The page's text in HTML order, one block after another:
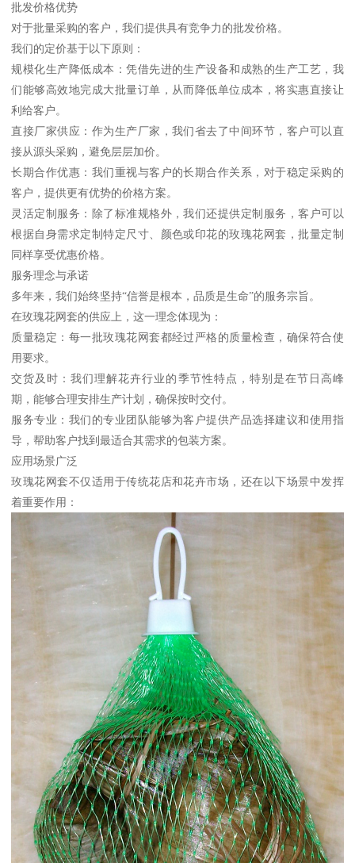
批发价格优势
对于批量采购的客户，我们提供具有竞争力的批发价格。
我们的定价基于以下原则：
规模化生产降低成本：凭借先进的生产设备和成熟的生产工艺，我
们能够高效地完成大批量订单，从而降低单位成本，将实惠直接让
利给客户。
直接厂家供应：作为生产厂家，我们省去了中间环节，客户可以直
接从源头采购，避免层层加价。
长期合作优惠：我们重视与客户的长期合作关系，对于稳定采购的
客户，提供更有优势的价格方案。
灵活定制服务：除了标准规格外，我们还提供定制服务，客户可以
根据自身需求定制特定尺寸、颜色或印花的玫瑰花网套，批量定制
同样享受优惠价格。
服务理念与承诺
多年来，我们始终坚持“信誉是根本，品质是生命”的服务宗旨。
在玫瑰花网套的供应上，这一理念体现为：
质量稳定：每一批玫瑰花网套都经过严格的质量检查，确保符合使
用要求。
交货及时：我们理解花卉行业的季节性特点，特别是在节日高峰
期，能够合理安排生产计划，确保按时交付。
服务专业：我们的专业团队能够为客户提供产品选择建议和使用指
导，帮助客户找到最适合其需求的包装方案。
应用场景广泛
玫瑰花网套不仅适用于传统花店和花卉市场，还在以下场景中发挥
着重要作用：